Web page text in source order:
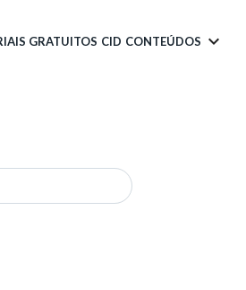
GRATUITOS CID CONTEÚDOS